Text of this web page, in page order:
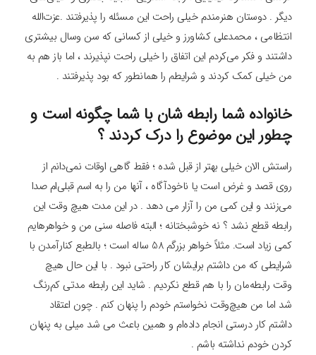
دیگر . دوستان هنرمندم خیلی راحت این مسئله را پذیرفتند .عزت‌الله
انتظامی ، محمدعلی کشاورز و خیلی از کسانی که سن ‌وسال بیشتری
داشتند و فکر می‌کردم این اتفاق را خیلی راحت نپذیرند ، اما باز هم به
من خیلی کمک کردند و شرایطم را همانطور که بود پذیرفتند .
خانواده شما رابطه شان با شما چگونه است و
چطور این موضوع را درک کردند ؟
راستش الان خیلی بهتر از قبل شده ؛ فقط گاهی اوقات نمی‌دانم از
روی قصد و غرض است یا ناخودآگاه ، آنها من را به اسم قبلی‌ام صدا
می‌زنند و این کمی من را آزار می دهد . در این مدت هیچ‌ وقت این
رابطه قطع نشد ؟ نه خوشبختانه ؛ البته فاصله سنی من و خواهرهایم
کمی زیاد است. مثلاً خواهر بزرگم 58 ساله است ؛ بالطبع کنارآمدن با
شرایطی که من داشتم برایشان کار راحتی نبود . با این حال هیچ‌
وقت رابطه‌مان را با هم قطع نکردیم . شاید این رابطه مدتی کم‌رنگ
شد اما من هیچ‌وقت نخواستم خودم را پنهان کنم . چون اعتقاد
داشتم کار درستی انجام داده‌ام و همین باعث می شد میلی به پنهان
کردن خودم نداشته باشم .